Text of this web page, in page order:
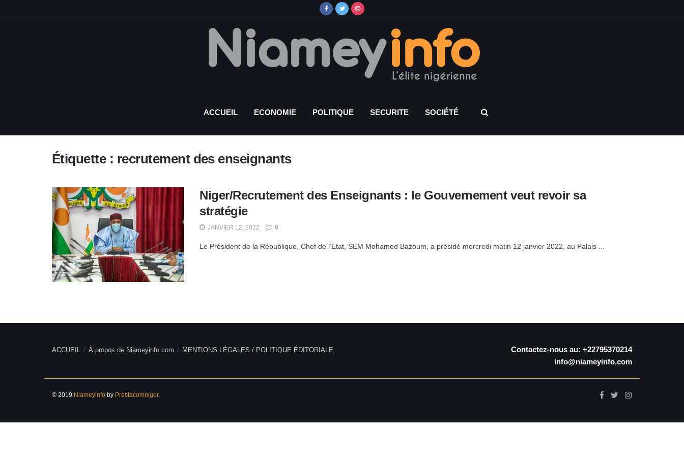
ACCUEIL ECONOMIE POLITIQUE SECURITE SOCIÉTÉ
Étiquette : recrutement des enseignants
Niger/Recrutement des Enseignants : le Gouvernement veut revoir sa
stratégie
JANVIER 12, 2022 0
Le Président de la République, Chef de l’Etat, SEM Mohamed Bazoum, a présidé mercredi matin 12 janvier 2022, au Palais ...
ACCUEIL À propos de Niameyinfo.com MENTIONS LÉGALES / POLITIQUE ÉDITORIALE
Contactez-nous au: +22795370214
info@niameyinfo.com
© 2019 Niameyinfo by Prestacomniger.